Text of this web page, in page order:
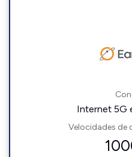
Internet 5G
Velocidades de